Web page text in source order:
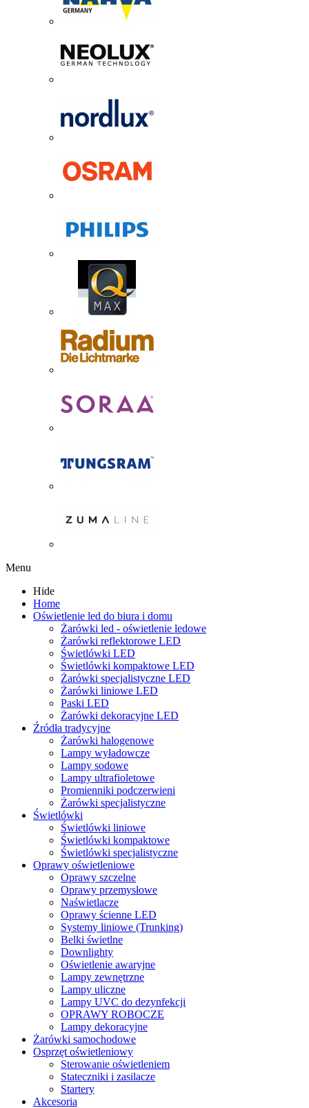
Menu
Hide
Home
Oświetlenie led do biura i domu
Żarówki led - oświetlenie ledowe
Żarówki reflektorowe LED
Świetlówki LED
Świetlówki kompaktowe LED
Żarówki specjalistyczne LED
Żarówki liniowe LED
Paski LED
Żarówki dekoracyjne LED
Źródła tradycyjne
Żarówki halogenowe
Lampy wyładowcze
Lampy sodowe
Lampy ultrafioletowe
Promienniki podczerwieni
Żarówki specjalistyczne
Świetlówki
Świetlówki liniowe
Świetlówki kompaktowe
Świetlówki specjalistyczne
Oprawy oświetleniowe
Oprawy szczelne
Oprawy przemysłowe
Naświetlacze
Oprawy ścienne LED
Systemy liniowe (Trunking)
Belki świetlne
Downlighty
Oświetlenie awaryjne
Lampy zewnętrzne
Lampy uliczne
Lampy UVC do dezynfekcji
OPRAWY ROBOCZE
Lampy dekoracyjne
Żarówki samochodowe
Osprzęt oświetleniowy
Sterowanie oświetleniem
Stateczniki i zasilacze
Startery
Akcesoria